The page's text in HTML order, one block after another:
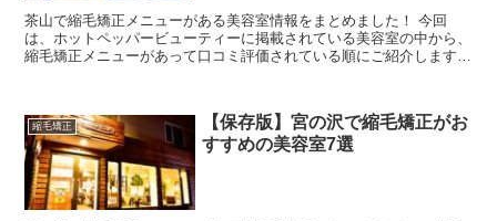
茶山で縮毛矯正メニューがある美容室情報をまとめました！ 今回
は、ホットペッパービューティーに掲載されている美容室の中から、
縮毛矯正メニューがあって口コミ評価されている順にご紹介します♪
縮毛矯正
【保存版】宮の沢で縮毛矯正がお
すすめの美容室7選